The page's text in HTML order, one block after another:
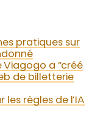
pratiques sur
Viagogo a “créé
de billetterie
les règles de l’IA